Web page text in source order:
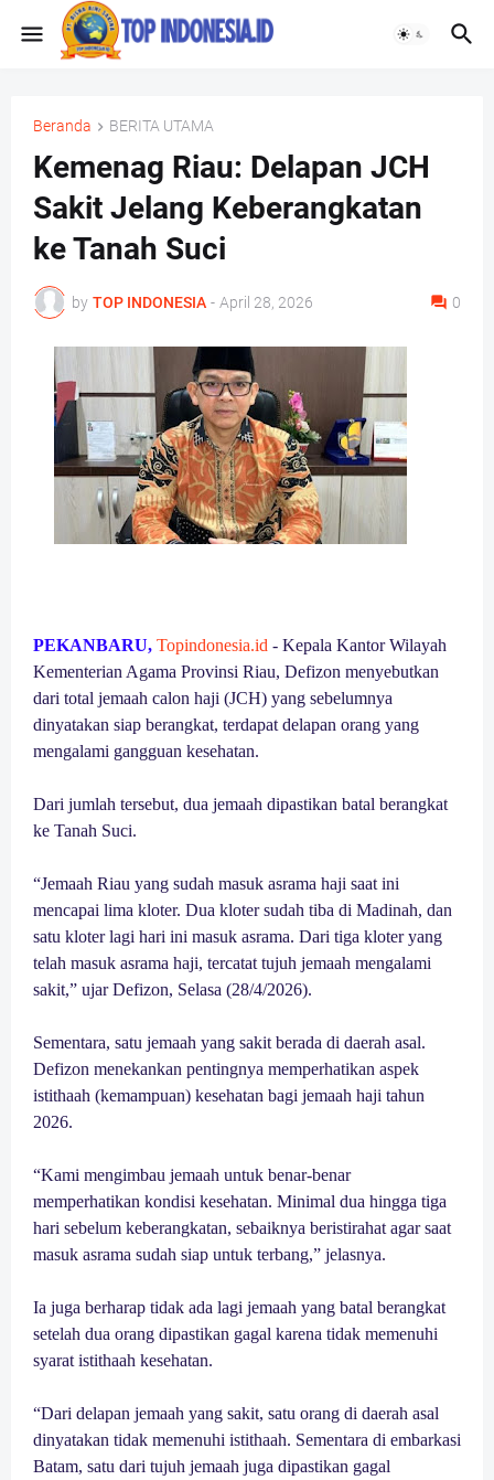
Beranda BERITA UTAMA
Kemenag Riau: Delapan JCH
Sakit Jelang Keberangkatan
ke Tanah Suci
by TOP INDONESIA - April 28, 2026 0
PEKANBARU, Topindonesia.id - Kepala Kantor Wilayah
Kementerian Agama Provinsi Riau, Defizon menyebutkan
dari total jemaah calon haji (JCH) yang sebelumnya
dinyatakan siap berangkat, terdapat delapan orang yang
mengalami gangguan kesehatan.
Dari jumlah tersebut, dua jemaah dipastikan batal berangkat
ke Tanah Suci.
“Jemaah Riau yang sudah masuk asrama haji saat ini
mencapai lima kloter. Dua kloter sudah tiba di Madinah, dan
satu kloter lagi hari ini masuk asrama. Dari tiga kloter yang
telah masuk asrama haji, tercatat tujuh jemaah mengalami
sakit,” ujar Defizon, Selasa (28/4/2026).
Sementara, satu jemaah yang sakit berada di daerah asal.
Defizon menekankan pentingnya memperhatikan aspek
istithaah (kemampuan) kesehatan bagi jemaah haji tahun
2026.
“Kami mengimbau jemaah untuk benar-benar
memperhatikan kondisi kesehatan. Minimal dua hingga tiga
hari sebelum keberangkatan, sebaiknya beristirahat agar saat
masuk asrama sudah siap untuk terbang,” jelasnya.
Ia juga berharap tidak ada lagi jemaah yang batal berangkat
setelah dua orang dipastikan gagal karena tidak memenuhi
syarat istithaah kesehatan.
“Dari delapan jemaah yang sakit, satu orang di daerah asal
dinyatakan tidak memenuhi istithaah. Sementara di embarkasi
Batam, satu dari tujuh jemaah juga dipastikan gagal